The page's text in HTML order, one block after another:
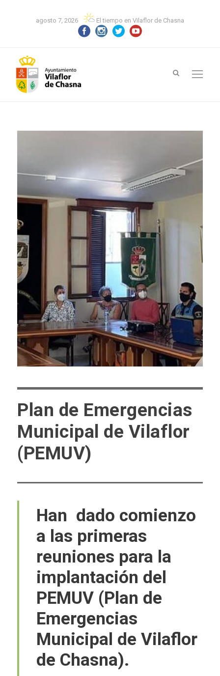
agosto 7, 2026 El tiempo en Vilaflor de Chasna
Plan de Emergencias
Municipal de Vilaflor
(PEMUV)
Han dado comienzo
a las primeras
reuniones para la
implantación del
PEMUV (Plan de
Emergencias
Municipal de Vilaflor
de Chasna).